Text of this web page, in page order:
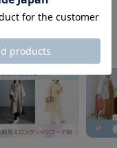
もっと見る